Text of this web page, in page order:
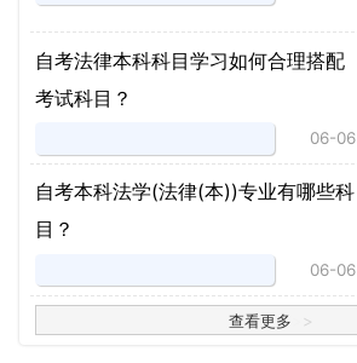
自考法律本科科目学习如何合理搭配
考试科目？
06-06
​自考本科法学(法律(本))专业有哪些科
目？
06-06
查看更多 >